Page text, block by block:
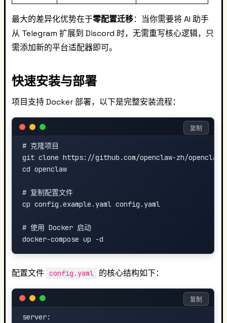
最大的差异化优势在于零配置迁移：当你需要将 AI 助手
从 Telegram 扩展到 Discord 时，无需重写核心逻辑，只
需添加新的平台适配器即可。
快速安装与部署
项目支持 Docker 部署，以下是完整安装流程：
# 克隆项目
git clone https://github.com/openclaw-zh/
cd openclaw
# 复制配置文件
cp config.example.yaml config.yaml
# 使用 Docker 启动
复制
配置文件 config.yaml 的核心结构如下：
server:
复制